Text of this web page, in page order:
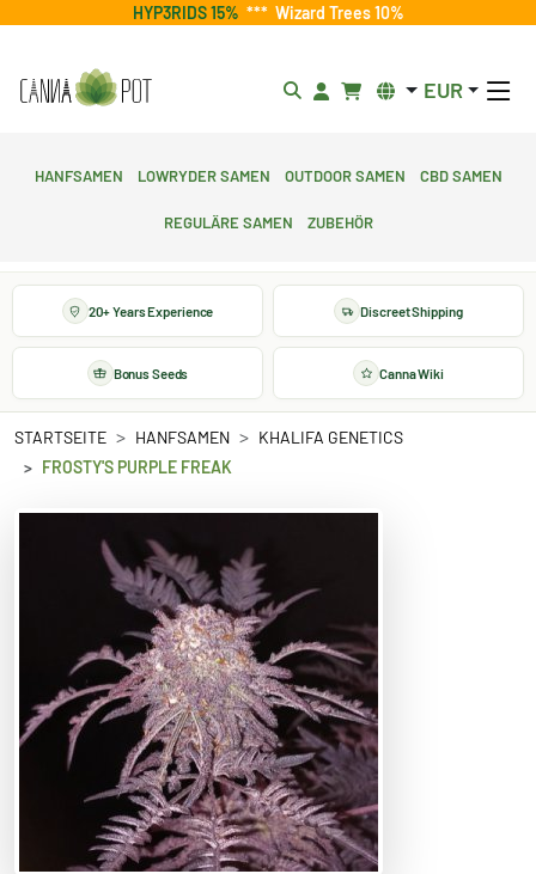
HYP3RIDS 15% *** Wizard Trees 10%
EUR
Hanfsamen Lowryder Samen Outdoor Samen CBD Samen
Reguläre Samen Zubehör
20+ Years Experience Discreet Shipping
Bonus Seeds Canna Wiki
STARTSEITE HANFSAMEN
KHALIFA GENETICS
FROSTY'S PURPLE FREAK